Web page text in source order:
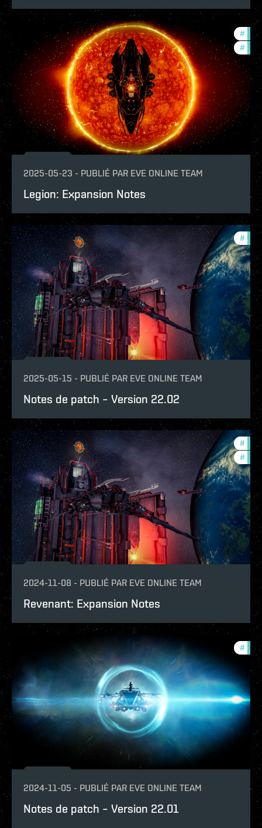
#
#
2025-05-23 - PUBLIÉ PAR EVE ONLINE TEAM
Legion: Expansion Notes
#
2025-05-15 - PUBLIÉ PAR EVE ONLINE TEAM
Notes de patch – Version 22.02
#
#
2024-11-08 - PUBLIÉ PAR EVE ONLINE TEAM
Revenant: Expansion Notes
#
2024-11-05 - PUBLIÉ PAR EVE ONLINE TEAM
Notes de patch – Version 22.01